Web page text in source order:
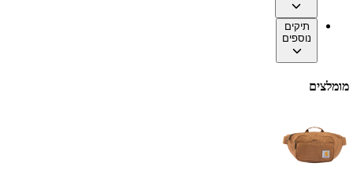
תיקים
נוספים
מומלצים